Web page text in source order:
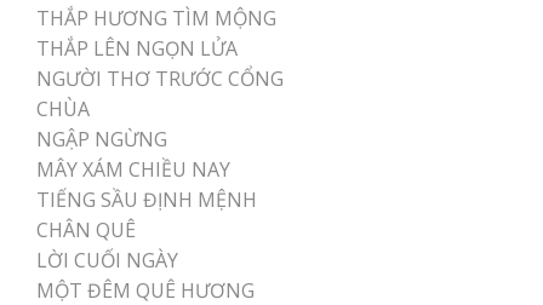
THẮP HƯƠNG TÌM MỘNG
THẮP LÊN NGỌN LỬA
NGƯỜI THƠ TRƯỚC CỔNG
CHÙA
NGẬP NGỪNG
MÂY XÁM CHIỀU NAY
TIẾNG SẦU ĐỊNH MỆNH
CHÂN QUÊ
LỜI CUỐI NGÀY
MỘT ĐÊM QUÊ HƯƠNG